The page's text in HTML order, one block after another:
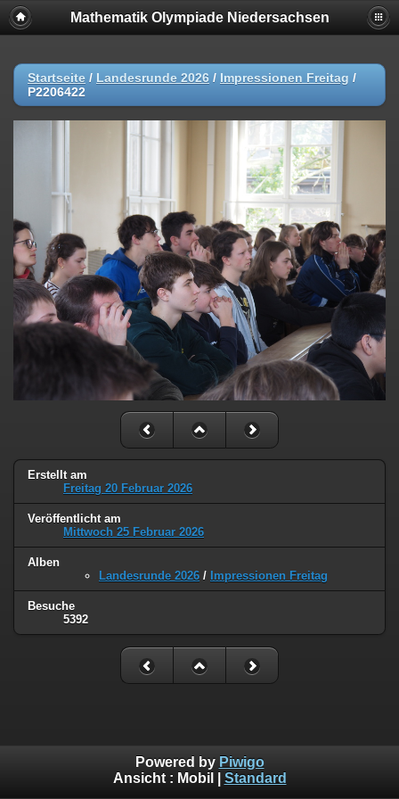
Mathematik Olympiade Niedersachsen
Startseite / Landesrunde 2026 / Impressionen Freitag /
P2206422
Erstellt am
Freitag 20 Februar 2026
Veröffentlicht am
Mittwoch 25 Februar 2026
Alben
Landesrunde 2026 / Impressionen Freitag
Besuche
5392
Powered by Piwigo
Ansicht : Mobil Standard